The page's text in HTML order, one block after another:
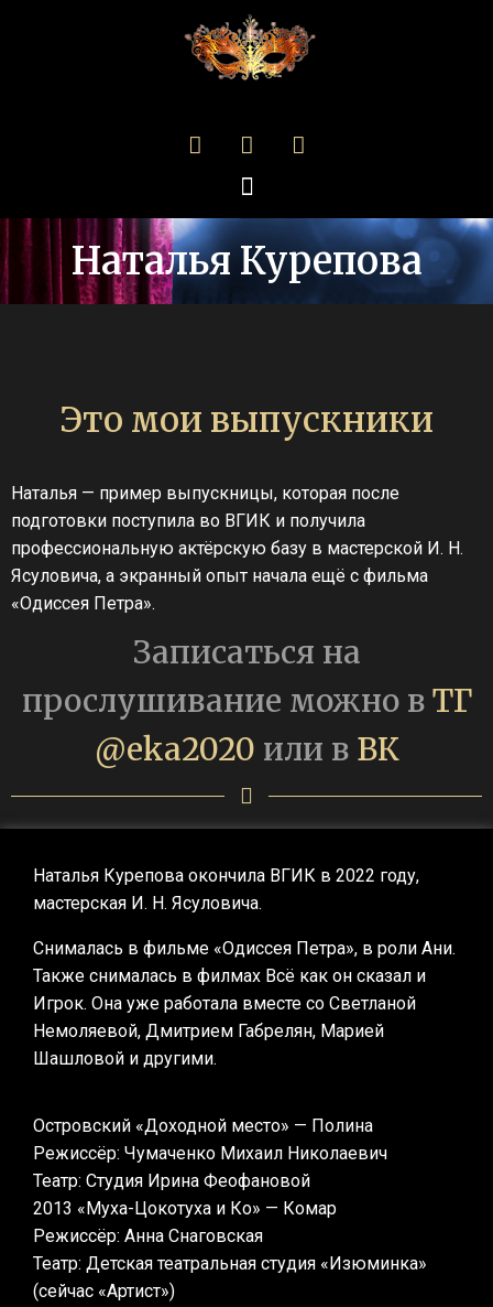
Наталья Курепова
Это мои выпускники
Наталья — пример выпускницы, которая после
подготовки поступила во ВГИК и получила
профессиональную актёрскую базу в мастерской И. Н.
Ясуловича, а экранный опыт начала ещё с фильма
«Одиссея Петра».
Записаться на
прослушивание можно вТГ
@eka2020 или в ВК
Наталья Курепова окончила ВГИК в 2022 году,
мастерская И. Н. Ясуловича.
Снималась в фильме «Одиссея Петра», в роли Ани.
Также снималась в филмах Всё как он сказал и
Игрок. Она уже работала вместе со Светланой
Немоляевой, Дмитрием Габрелян, Марией
Шашловой и другими.
Островский «Доходной место» — Полина
Режиссёр: Чумаченко Михаил Николаевич
Театр: Студия Ирина Феофановой
2013 «Муха-Цокотуха и Ко» — Комар
Режиссёр: Анна Снаговская
Театр: Детская театральная студия «Изюминка»
(сейчас «Артист»)